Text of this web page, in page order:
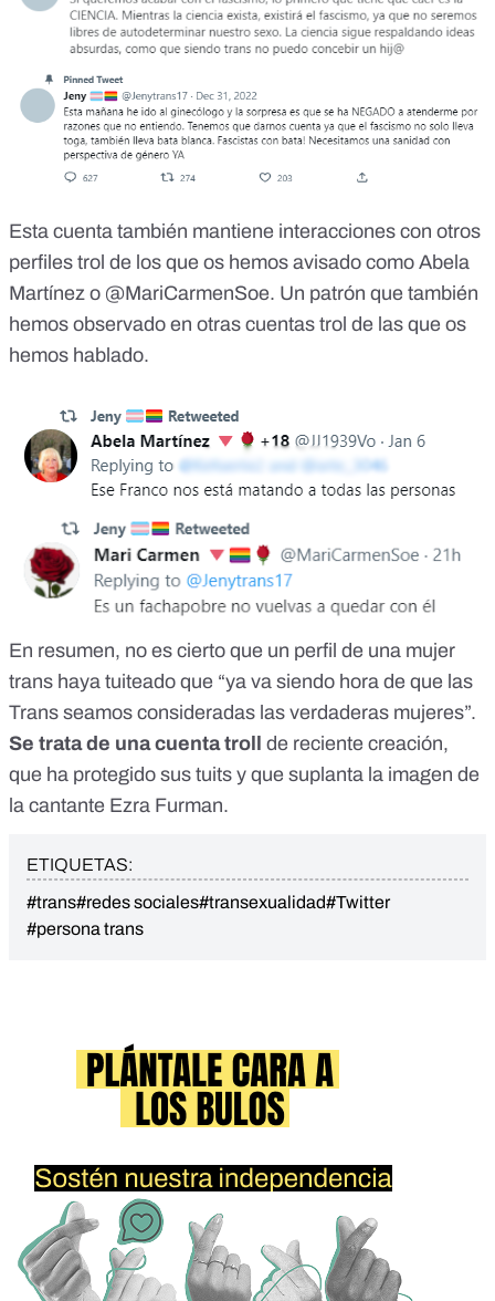
Esta cuenta también mantiene interacciones con otros
perfiles trol de los que os hemos avisado como Abela
Martínez o @MariCarmenSoe. Un patrón que también
hemos observado en otras cuentas trol de las que os
hemos hablado.
En resumen, no es cierto que un perfil de una mujer
trans haya tuiteado que “ya va siendo hora de que las
Trans seamos consideradas las verdaderas mujeres”.
Se trata de una cuenta troll de reciente creación,
que ha protegido sus tuits y que suplanta la imagen de
la cantante Ezra Furman.
ETIQUETAS:
#trans#redes sociales#transexualidad#Twitter
#persona trans